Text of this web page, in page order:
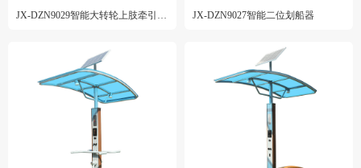
JX-DZN9027智能二位划船器